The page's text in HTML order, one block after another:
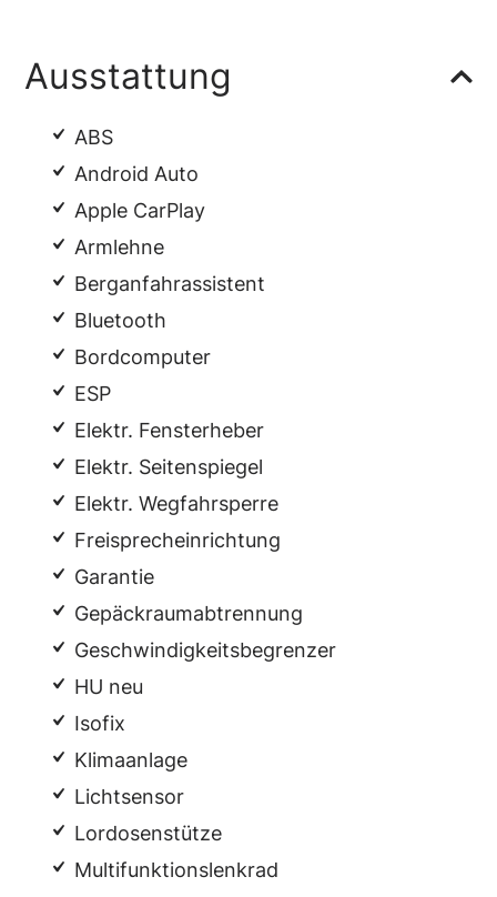
Ausstattung
ABS
Android Auto
Apple CarPlay
Armlehne
Berganfahrassistent
Bluetooth
Bordcomputer
ESP
Elektr. Fensterheber
Elektr. Seitenspiegel
Elektr. Wegfahrsperre
Freisprecheinrichtung
Garantie
Gepäckraumabtrennung
Geschwindigkeitsbegrenzer
HU neu
Isofix
Klimaanlage
Lichtsensor
Lordosenstütze
Multifunktionslenkrad